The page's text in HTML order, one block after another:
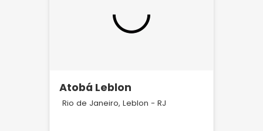
Atobá Leblon
Rio de Janeiro, Leblon - RJ